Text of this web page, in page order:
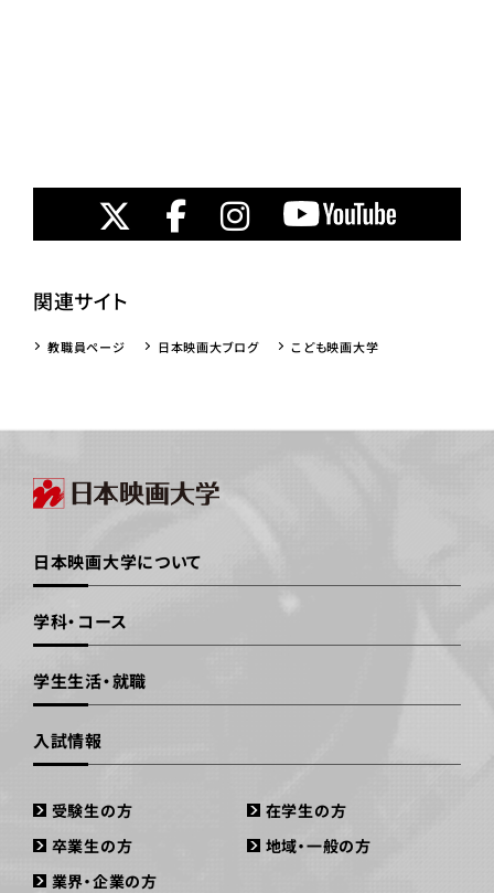
関連サイト
教職員ページ 日本映画大ブログ こども映画大学
日本映画大学について
学科・コース
学生生活・就職
入試情報
受験生の方
在学生の方
卒業生の方
地域・一般の方
業界・企業の方